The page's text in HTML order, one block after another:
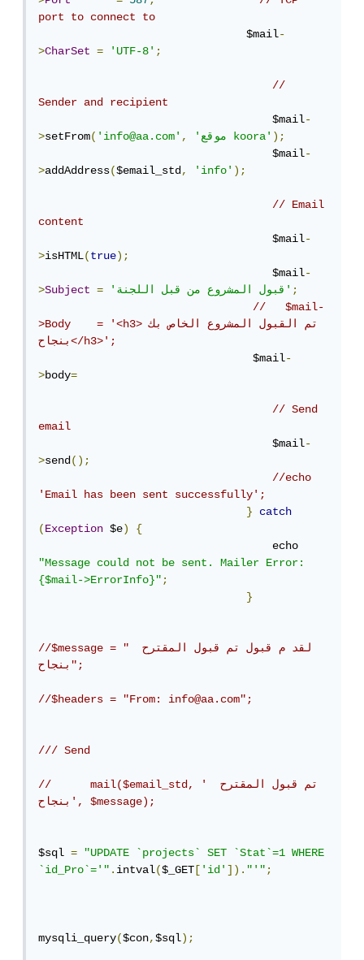
port to connect to
                                $mail
-
>CharSet = 'UTF-8';
//
Sender and recipient
                                    $mail
-
>setFrom('info@aa.com', 'موقع koora');
                                    $mail
-
>addAddress($email_std, 'info');
// Email
content
                                    $mail
-
>isHTML(true);
                                    $mail
-
>Subject = 'قبول المشروع من قبل اللجنة';
//   $mail-
>Body    = '<h3>تم القبول المشروع الخاص بك
بنجاح</h3>';
                                 $mail
-
>body=
// Send
email
                                    $mail
-
>send();
//echo
'Email has been sent successfully';
}
catch
(Exception $e)
{
"Message could not be sent. Mailer Error:
{$mail->ErrorInfo}";
}
//$message = "لقد م قبول تم قبول المقترح
بنجاح";
//$headers = "From: info@aa.com";
/// Send
//	mail($email_std, 'تم قبول المقترح
بنجاح', $message);
$sql =
"UPDATE `projects` SET `Stat`=1 WHERE
`id_Pro`='".intval($_GET ['id'])."'";
mysqli_query($con,$sql);